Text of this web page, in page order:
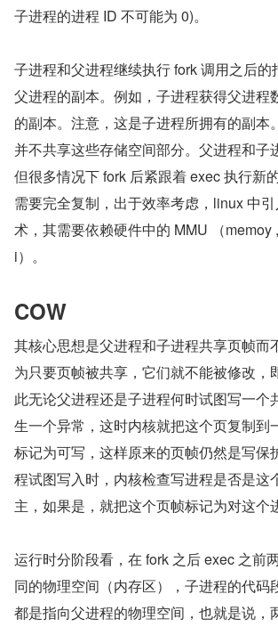
子进程的进程 ID 不可能为 0)。
子进程和父进程继续执行 fork 调用之后的
父进程的副本。例如，子进程获得父进程
的副本。注意，这是子进程所拥有的副本
并不共享这些存储空间部分。父进程和子
但很多情况下 fork 后紧跟着 exec 执行新
需要完全复制，出于效率考虑，linux 中
术，其需要依赖硬件中的 MMU （memoy
i）。
COW
其核心思想是父进程和子进程共享页帧而
为只要页帧被共享，它们就不能被修改，
此无论父进程还是子进程何时试图写一个
生一个异常，这时内核就把这个页复制到
标记为可写，这样原来的页帧仍然是写保
程试图写入时，内核检查写进程是否是这
主，如果是，就把这个页帧标记为对这个
运行时分阶段看，在 fork 之后 exec 之前
同的物理空间（内存区），子进程的代码
都是指向父进程的物理空间，也就是说，